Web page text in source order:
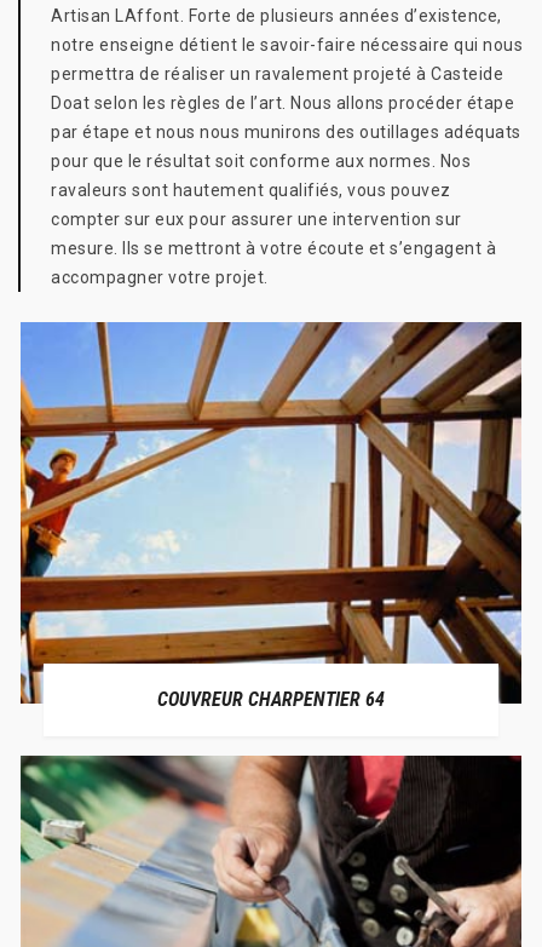
Artisan LAffont. Forte de plusieurs années d’existence,
notre enseigne détient le savoir-faire nécessaire qui nous
permettra de réaliser un ravalement projeté à Casteide
Doat selon les règles de l’art. Nous allons procéder étape
par étape et nous nous munirons des outillages adéquats
pour que le résultat soit conforme aux normes. Nos
ravaleurs sont hautement qualifiés, vous pouvez
compter sur eux pour assurer une intervention sur
mesure. Ils se mettront à votre écoute et s’engagent à
accompagner votre projet.
COUVREUR CHARPENTIER 64